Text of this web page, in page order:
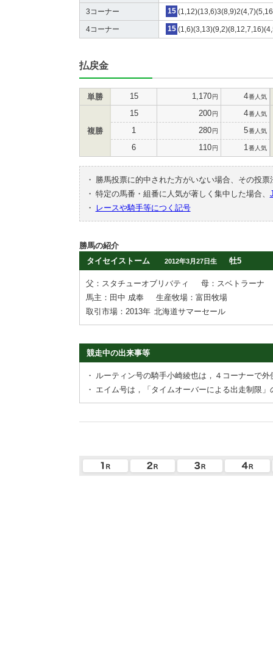
3コーナー 15
4コーナー 15
払戻金
単勝 15 1,170円 4番人気
複勝
15 200円 4番人気
1 280円 5番人気
6 110円 1 番人気
・
勝馬投票に的中された方がいない場合、その投
・ 特定の馬番・組番に人気が著しく集中した場合、
・
レースや騎手等につく記号
勝馬の紹介
タイセイストーム
2012年3月27日生 牡5
父：スタチューオブリバティ
母：スベトラーナ
馬主：田中 成奉
生産牧場：富田牧場
取引市場：2013年 北海道サマーセール
競走中の出来事等
・
ルーティン号の騎手小崎綾也は，４コーナーで
・ エイム号は，「タイムオーバーによる出走制限